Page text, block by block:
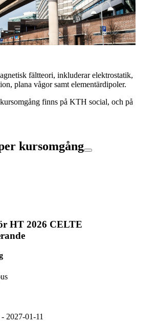
fältteori, inkluderar elektrostatik,
plana vågor samt elementärdipoler.
finns på KTH social, och på
kursomgång
HT 2026 CELTE
- 2027-01-11